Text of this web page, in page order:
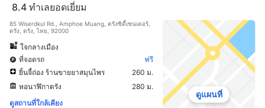
8.4 ทำเลยอดเยี่ยม
85 Wiserdkul Rd., Amphoe Muang, ตรังซิตี้เซนเตอร์,
ตรัง, ตรัง, ไทย, 92000
ใจกลางเมือง
ที่จอดรถ
ฟรี
ยิ้นจี้ถ่อง ร้านขายยาสมุนไพร
260 ม.
หอนาฬิกาตรัง
280 ม.
ดูสถานที่ใกล้เคียง
ดูแผนที่